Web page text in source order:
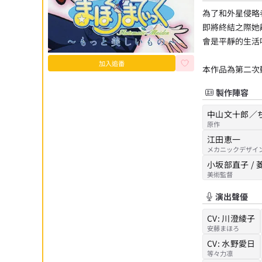
加入追番
為了和外星侵
即將終結之際
會是平靜的生活
本作品為第二
製作陣容
中山文十郎／
原作
江田恵一
メカニックデザイ
小坂部直子 /
美術監督
演出聲優
CV: 川澄綾子
安藤まほろ
CV: 水野愛日
等々力凛